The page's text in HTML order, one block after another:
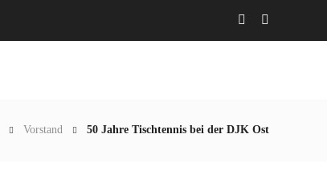
Vorstand 50 Jahre Tischtennis bei der DJK Ost